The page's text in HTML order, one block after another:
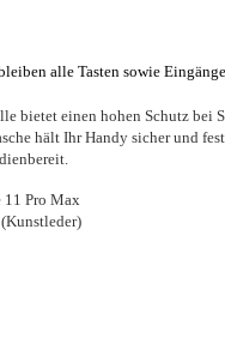
alle Tasten sowie
bietet einen hohen Schutz bei
hält Ihr Handy sicher und fest.
11 Pro Max